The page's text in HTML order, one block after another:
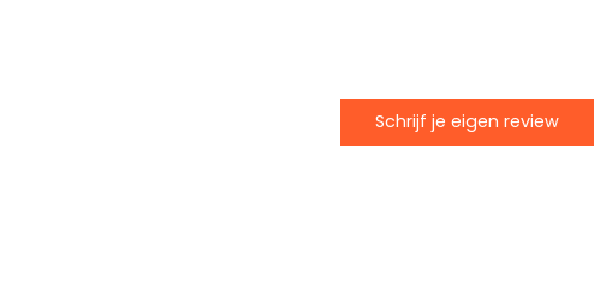
Schrijf je eigen review